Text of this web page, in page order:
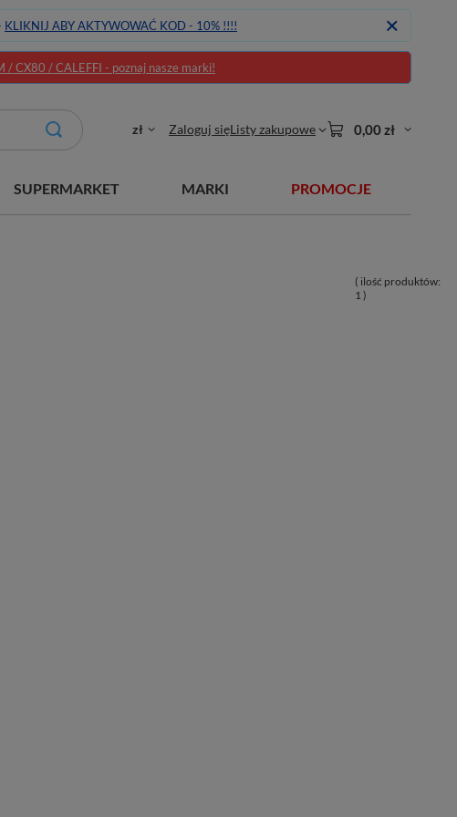
KLIKNIJ ABY AKTYWOWAĆ KOD - 10% !!!!
/ CX80 / CALEFFI - poznaj nasze marki!
zł Zaloguj sięListy zakupowe 0,00 zł
SUPERMARKET MARKI PROMOCJE
( ilość produktów:
1 )